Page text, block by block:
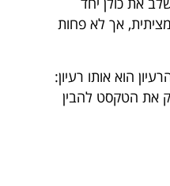
אך לא פחות
הוא אותו רעיון:
את הטקסט להבין